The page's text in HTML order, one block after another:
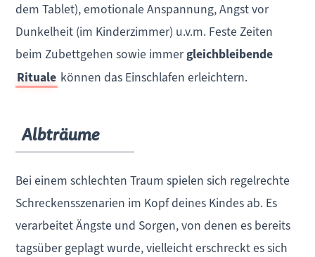
dem Tablet), emotionale Anspannung, Angst vor
Dunkelheit (im Kinderzimmer) u.v.m. Feste Zeiten
beim Zubettgehen sowie immergleichbleibende
Rituale können das Einschlafen erleichtern.
Albträume
Bei einem schlechten Traum spielen sich regelrechte
Schreckensszenarien im Kopf deines Kindes ab. Es
verarbeitet Ängste und Sorgen, von denen es bereits
tagsüber geplagt wurde, vielleicht erschreckt es sich